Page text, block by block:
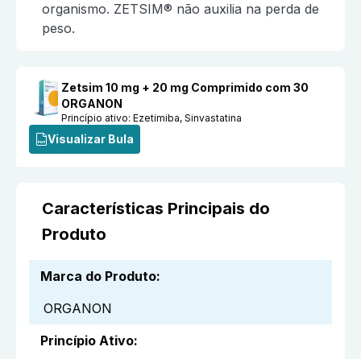
organismo. ZETSIM® não auxilia na perda de
peso.
Zetsim 10 mg + 20 mg Comprimido com 30
ORGANON
Princípio ativo:Ezetimiba, Sinvastatina
Visualizar Bula
Características Principais do
Produto
Marca do Produto:
ORGANON
Princípio Ativo: